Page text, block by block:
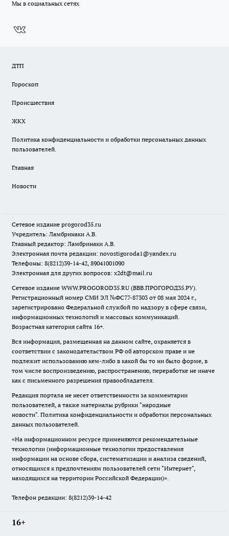
Мы в социальных сетях
ДТП
Гороскоп
Происшествия
ЖКХ
Политика конфиденциальности и обработки персональных данных
пользователей.
Главная
Новости
Сетевое издание progorod35.ru
Учредитель: Ламбринаки А.В.
Главный редактор: Ламбринаки А.В.
Электронная почта редакции: novostigoroda1@yandex.ru
Телефоны: 8(8212)39-14-42, 89041001090
Электронная для других вопросов: x2dt@mail.ru
Сетевое издание WWW.PROGOROD35.RU (ВВВ.ПРОГОРОД35.РУ).
Регистрационный номер СМИ ЭЛ №ФС77-87303 от 08 мая 2024 г.,
зарегистрировано Федеральной службой по надзору в сфере связи,
информационных технологий и массовых коммуникаций.
Возрастная категория сайта 16+.
Вся информация, размещенная на данном сайте, охраняется в
соответствии с законодательством РФ об авторском праве и не
подлежит использованию кем-либо в какой бы то ни было форме, в
том числе воспроизведению, распространению, переработке не иначе
как с письменного разрешения правообладателя.
Редакция портала не несет ответственности за комментарии
пользователей, а также материалы рубрики "народные
новости". Политика конфиденциальности и обработки персональных
данных пользователей.
«На информационном ресурсе применяются рекомендательные
технологии (информационные технологии предоставления
информации на основе сбора, систематизации и анализа сведений,
относящихся к предпочтениям пользователей сети "Интернет",
находящихся на территории Российской Федерации)».
Телефон редакции: 8(8212)39-14-42
16+